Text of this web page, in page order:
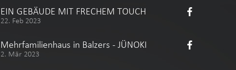
EIN GEBÄUDE MIT FRECHEM TOUCH
22. Feb 2023
Mehrfamilienhaus in Balzers - JÜNOKI
2. Mär 2023